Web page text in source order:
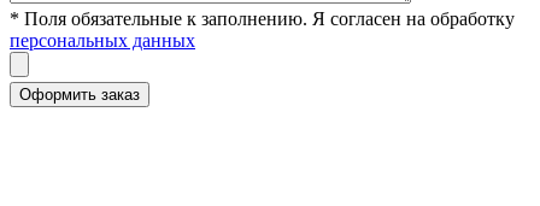
* Поля обязательные к заполнению. Я согласен на обработку
персональных данных